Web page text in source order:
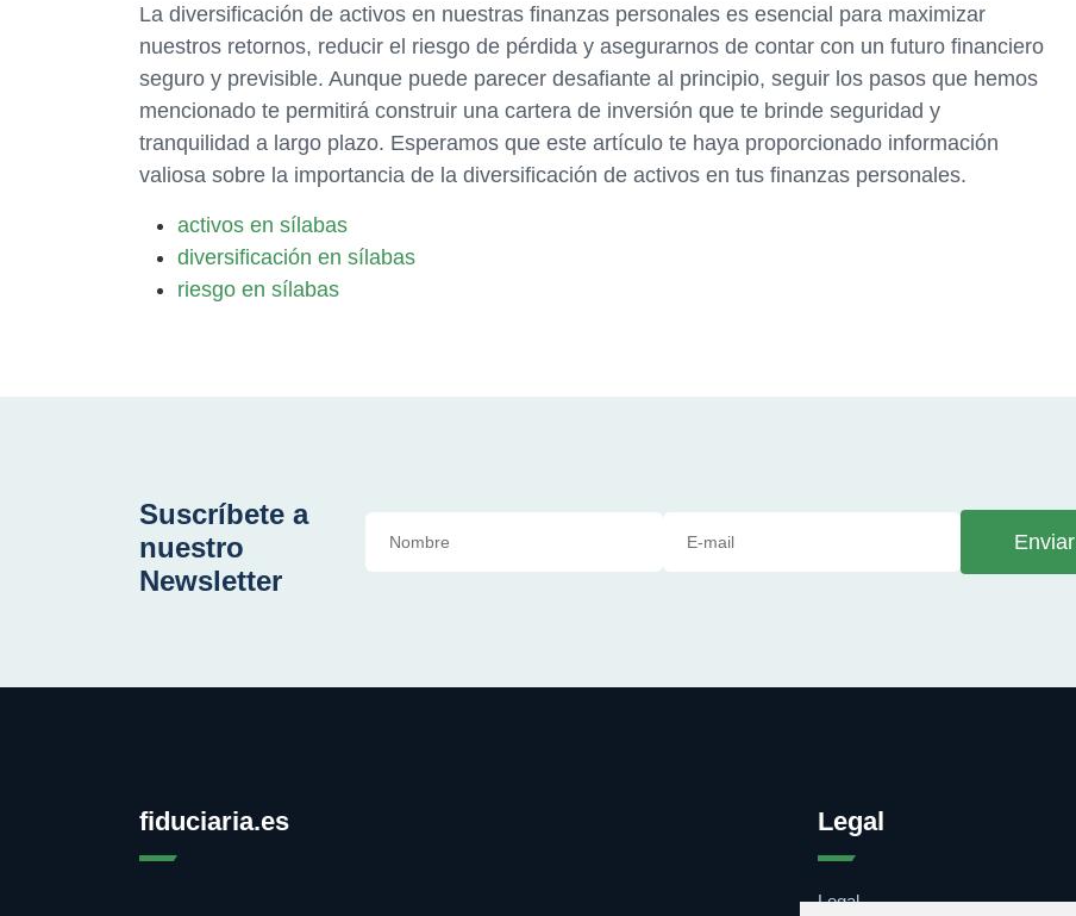
La diversificación de activos en nuestras finanzas personales es esencial para maximizar
nuestros retornos, reducir el riesgo de pérdida y asegurarnos de contar con un futuro financiero
seguro y previsible. Aunque puede parecer desafiante al principio, seguir los pasos que hemos
mencionado te permitirá construir una cartera de inversión que te brinde seguridad y
tranquilidad a largo plazo. Esperamos que este artículo te haya proporcionado información
valiosa sobre la importancia de la diversificación de activos en tus finanzas personales.
activos en sílabas
diversificación en sílabas
riesgo en sílabas
Suscríbete a
nuestro
Newsletter
Enviar
fiduciaria.es Legal
Legal